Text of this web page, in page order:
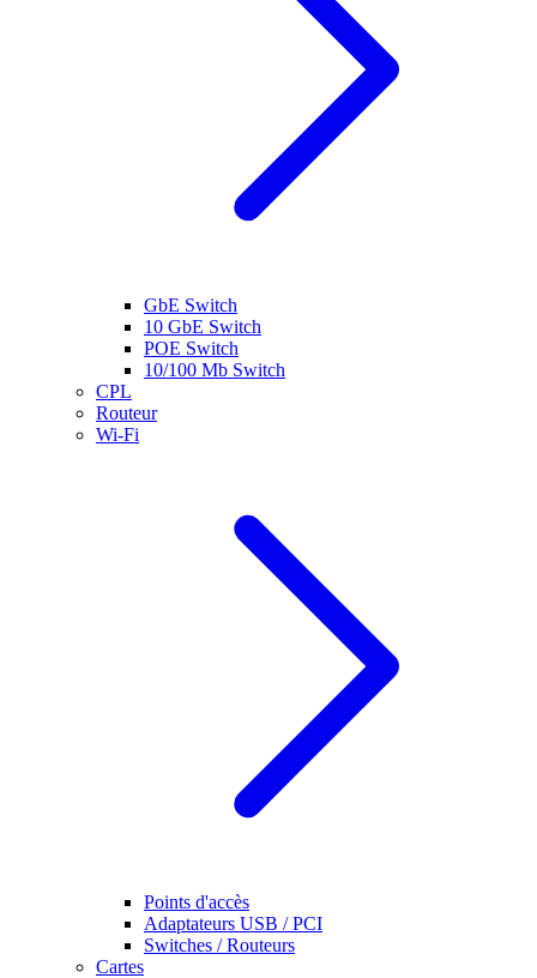
GbE Switch
10 GbE Switch
POE Switch
10/100 Mb Switch
CPL
Routeur
Wi-Fi
Points d'accès
Adaptateurs USB / PCI
Switches / Routeurs
Cartes